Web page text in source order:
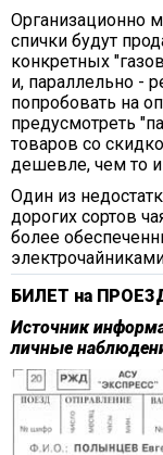
Организационно
спички будут
конкретных
и, параллельно -
попробовать на
предусмотреть
товаров со
дешевле, чем то и
Один из
дорогих сортов
более
БИЛЕТ на
Источник
личные